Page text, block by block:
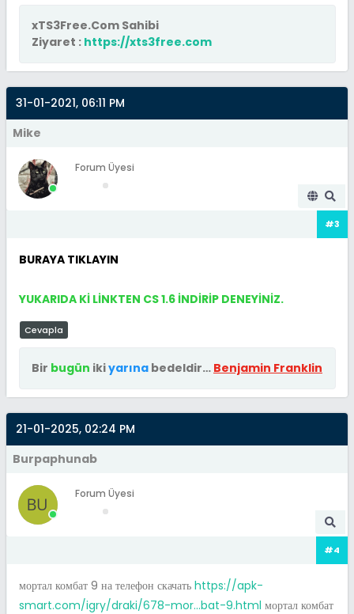
xTS3Free.Com Sahibi
Ziyaret : https://xts3free.com
31-01-2021, 06:11 PM
Mike
Forum Üyesi
#3
BURAYA TIKLAYIN
YUKARIDA Kİ LİNKTEN CS 1.6 İNDİRİP DENEYİNİZ.
Cevapla
Bir bugün ikiyarına bedeldir… Benjamin Franklin
21-01-2025, 02:24 PM
Burpaphunab
Forum Üyesi
#4
мортал комбат 9 на телефон скачать https://apk-
smart.com/igry/draki/678-mor...bat-9.html мортал комбат